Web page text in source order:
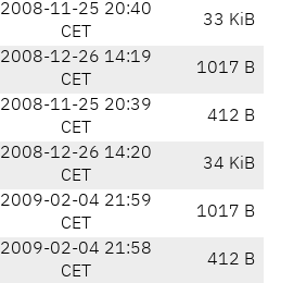
2008-11-25 20:40
CET
33 KiB
2008-12-26 14:19
CET
1017 B
2008-11-25 20:39
CET
412 B
2008-12-26 14:20
CET
34 KiB
2009-02-04 21:59
CET
1017 B
2009-02-04 21:58
CET
412 B